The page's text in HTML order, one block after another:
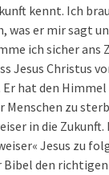
kennt. Ich
was er mir sagt
ich sicher ans
Jesus Christus
hat den
Menschen zu
in die Zukunft.
Jesus zu
Bibel den richtigen